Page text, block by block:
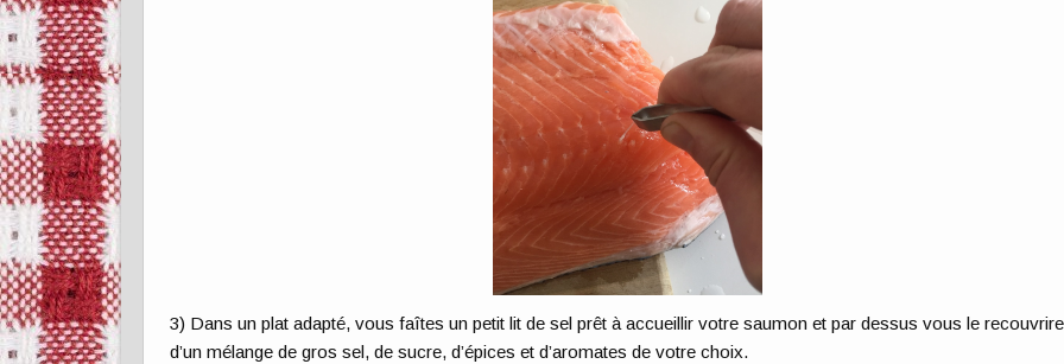
3) Dans un plat adapté, vous faîtes un petit lit de sel prêt à accueillir votre saumon et par dessus vous le
d’un mélange de gros sel, de sucre, d’épices et d’aromates de votre choix.